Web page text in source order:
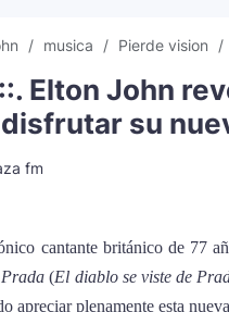
musica Pierde vision
Elton John
su
fm
cantante británico de 77
(El diablo se viste de
apreciar plenamente esta